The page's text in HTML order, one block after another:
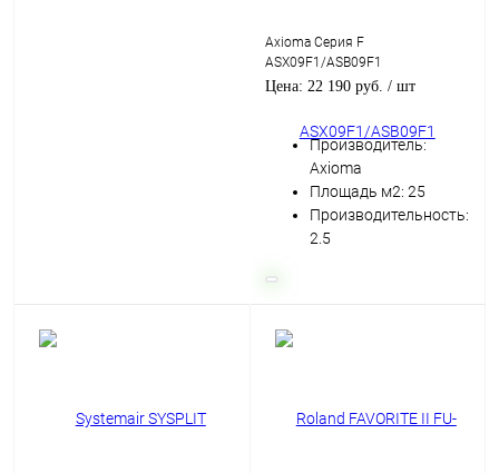
Axioma Серия F
ASX09F1/ASB09F1
Цена: 22 190 руб. / шт
Производитель:
Axioma
Площадь м2: 25
Производительность:
2.5